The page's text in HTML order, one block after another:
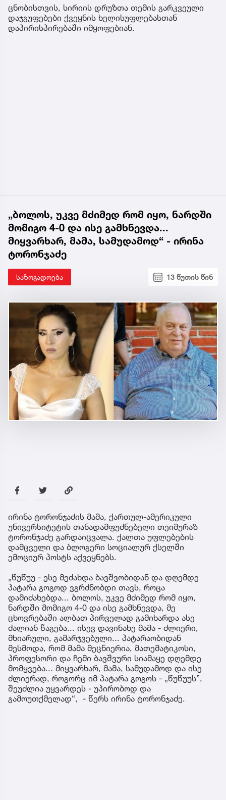
ცნობისთვის, სირიის დრუზთა თემის გარკვეული
დაჯგუფებები ქვეყნის ხელისუფლებასთან
დაპირისპირებაში იმყოფებიან.
„ბოლოს, უკვე მძიმედ რომ იყო, ნარდში
მომიგო 4-0 და ისე გამხნევდა...
მიყვარხარ, მამა, სამუდამოდ“ - ირინა
ტორონჯაძე
საზოგადოება 13 წუთის წინ
ირინა ტორონჯაძის მამა, ქართულ-ამერიკული
უნივერსიტეტის თანადამფუძნებელი თეიმურაზ
ტორონჯაძე გარდაიცვალა. ქალთა უფლებების
დამცველი და ბლოგერი სოციალურ ქსელში
ემოციურ პოსტს აქვეყნებს.
„წუწუუ - ესე მეძახდა ბავშვობიდან და დღემდე
პატარა გოგოდ ვგრძნობდი თავს, როცა
დამიძახებდა... ბოლოს, უკვე მძიმედ რომ იყო,
ნარდში მომიგო 4-0 და ისე გამხნევდა, მე
ცხოვრებაში ალბათ პირველად გამიხარდა ასე
ძალიან წაგება... ისევ დავინახე მამა - ძლიერი,
მხიარული, გამარჯვებული... პატარაობიდან
მესმოდა, რომ მამა მეცნიერია, მათემატიკოსი,
პროფესორი და ჩემი ბავშვური სიამაყე დღემდე
მომყვება... მიყვარხარ, მამა, სამუდამოდ და ისე
ძლიერად, როგორც იმ პატარა გოგოს - „წუწუუს”,
შეუძლია უყვარდეს - უპირობოდ და
გამოუთქმელად“, - წერს ირინა ტორონჯაძე.